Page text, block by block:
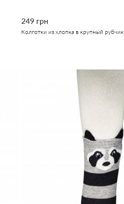
249 грн
Колготки из хлопка в крупный рубчик